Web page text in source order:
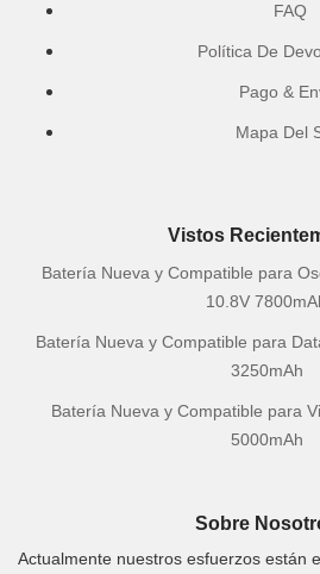
FAQ
Política De
Pago &
Mapa Del
Vistos
Batería Nueva y Compatible para
10.8V
Batería Nueva y Compatible para
3250mAh
Batería Nueva y Compatible para
5000mAh
Sobre
Actualmente nuestros esfuerzos están